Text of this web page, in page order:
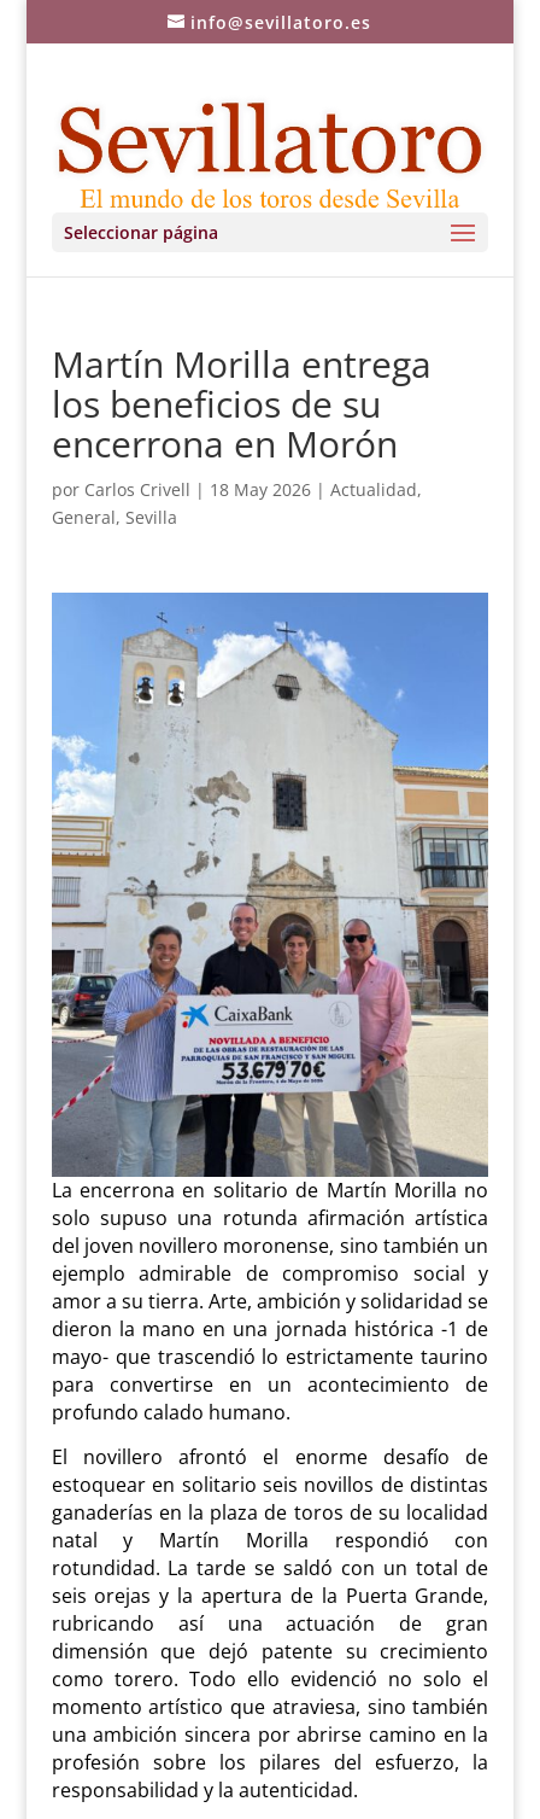
info@sevillatoro.es
Seleccionar página
Martín Morilla entrega
los beneficios de su
encerrona en Morón
por Carlos Crivell | 18 May 2026| Actualidad,
General, Sevilla
La encerrona en solitario de Martín Morilla no
solo supuso una rotunda afirmación artística
del joven novillero moronense, sino también un
ejemplo admirable de compromiso social y
amor a su tierra. Arte, ambición y solidaridad se
dieron la mano en una jornada histórica -1 de
mayo- que trascendió lo estrictamente taurino
para convertirse en un acontecimiento de
profundo calado humano.
El novillero afrontó el enorme desafío de
estoquear en solitario seis novillos de distintas
ganaderías en la plaza de toros de su localidad
natal y Martín Morilla respondió con
rotundidad. La tarde se saldó con un total de
seis orejas y la apertura de la Puerta Grande,
rubricando así una actuación de gran
dimensión que dejó patente su crecimiento
como torero. Todo ello evidenció no solo el
momento artístico que atraviesa, sino también
una ambición sincera por abrirse camino en la
profesión sobre los pilares del esfuerzo, la
responsabilidad y la autenticidad.